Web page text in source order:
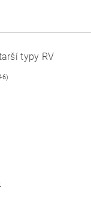
typy RV